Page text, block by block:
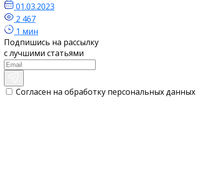
01.03.2023
2 467
1 мин
Подпишись на рассылку
с лучшими статьями
Согласен на обработку персональных данных